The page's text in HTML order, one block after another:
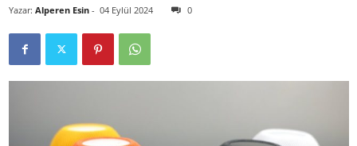
Yazar: Alperen Esin - 04 Eylül 2024 0